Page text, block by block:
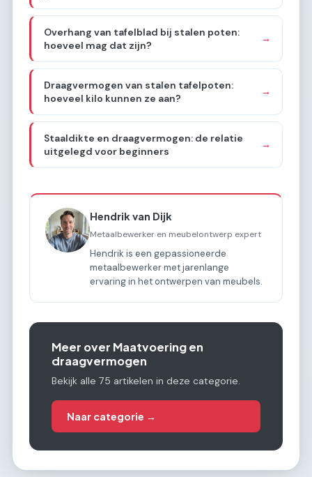
Overhang van tafelblad bij stalen poten:
hoeveel mag dat zijn?
→
Draagvermogen van stalen tafelpoten:
hoeveel kilo kunnen ze aan?
→
Staaldikte en draagvermogen: de relatie
uitgelegd voor beginners
→
Hendrik van Dijk
Metaalbewerker en meubelontwerp expert
Hendrik is een gepassioneerde
metaalbewerker met jarenlange
ervaring in het ontwerpen van meubels.
Meer over Maatvoering en
draagvermogen
Bekijk alle 75 artikelen in deze categorie.
Naar categorie →